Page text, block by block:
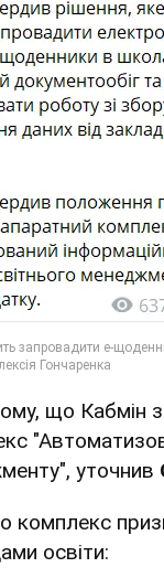
що Кабмін
уточнив
комплекс
освіти: